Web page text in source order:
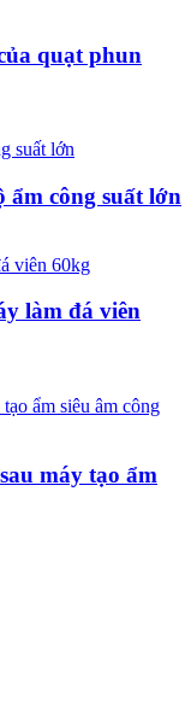
quạt phun
công suất lớn
làm đá viên
máy tạo ẩm